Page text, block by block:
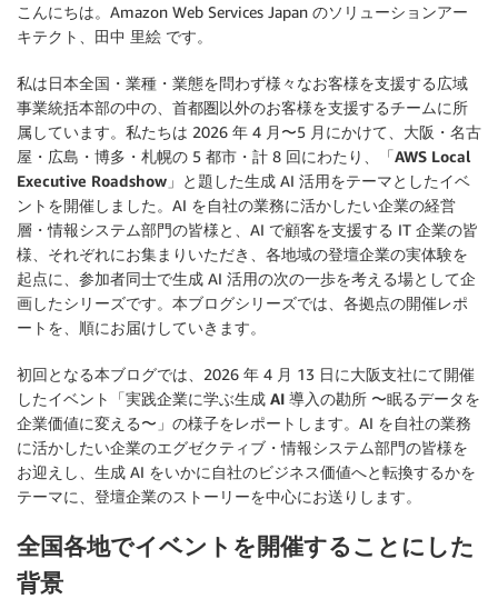
こんにちは。Amazon Web Services Japan のソリューションアー
キテクト、田中 里絵 です。
私は日本全国・業種・業態を問わず様々なお客様を支援する広域
事業統括本部の中の、首都圏以外のお客様を支援するチームに所
属しています。私たちは 2026 年 4 月〜5 月にかけて、大阪・名古
屋・広島・博多・札幌の 5 都市・計 8 回にわたり、「AWS Local
Executive Roadshow 」と題した生成 AI 活用をテーマとしたイベ
ントを開催しました。AI を自社の業務に活かしたい企業の経営
層・情報システム部門の皆様と、AI で顧客を支援する IT 企業の皆
様、それぞれにお集まりいただき、各地域の登壇企業の実体験を
起点に、参加者同士で生成 AI 活用の次の一歩を考える場として企
画したシリーズです。本ブログシリーズでは、各拠点の開催レポ
ートを、順にお届けしていきます。
初回となる本ブログでは、2026 年 4 月 13 日に大阪支社にて開催
したイベント「実践企業に学ぶ生成 AI 導入の勘所 〜眠るデータを
企業価値に変える〜 」の様子をレポートします。AI を自社の業務
に活かしたい企業のエグゼクティブ・情報システム部門の皆様を
お迎えし、生成 AI をいかに自社のビジネス価値へと転換するかを
テーマに、登壇企業のストーリーを中心にお送りします。
全国各地でイベントを開催することにした
背景